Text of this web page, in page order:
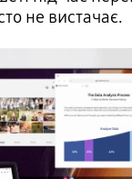
не вистачає.